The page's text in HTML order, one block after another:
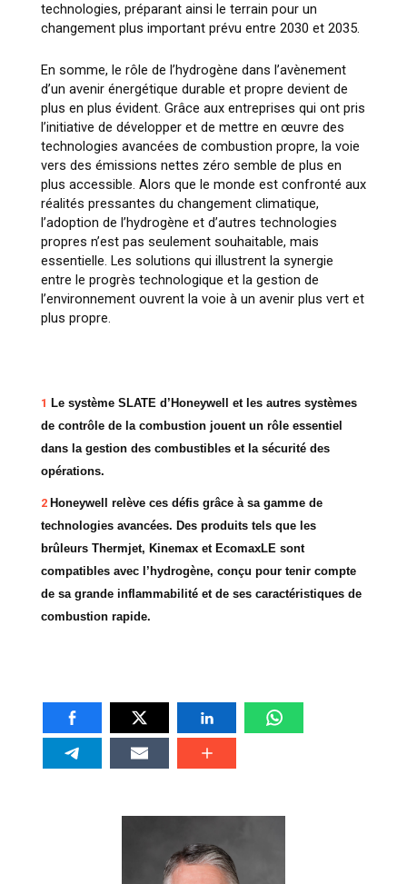
technologies, préparant ainsi le terrain pour un
changement plus important prévu entre 2030 et 2035.
En somme, le rôle de l’hydrogène dans l’avènement
d’un avenir énergétique durable et propre devient de
plus en plus évident. Grâce aux entreprises qui ont pris
l’initiative de développer et de mettre en œuvre des
technologies avancées de combustion propre, la voie
vers des émissions nettes zéro semble de plus en
plus accessible. Alors que le monde est confronté aux
réalités pressantes du changement climatique,
l’adoption de l’hydrogène et d’autres technologies
propres n’est pas seulement souhaitable, mais
essentielle. Les solutions qui illustrent la synergie
entre le progrès technologique et la gestion de
l’environnement ouvrent la voie à un avenir plus vert et
plus propre.
1 Le système SLATE d’Honeywell et les autres systèmes
de contrôle de la combustion jouent un rôle essentiel
dans la gestion des combustibles et la sécurité des
opérations.
2 Honeywell relève ces défis grâce à sa gamme de
technologies avancées. Des produits tels que les
brûleurs Thermjet, Kinemax et EcomaxLE sont
compatibles avec l’hydrogène, conçu pour tenir compte
de sa grande inflammabilité et de ses caractéristiques de
combustion rapide.